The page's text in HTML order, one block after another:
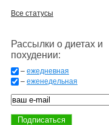
Все статусы
Рассылки о диетах и
похудении:
– ежедневная
– еженедельная